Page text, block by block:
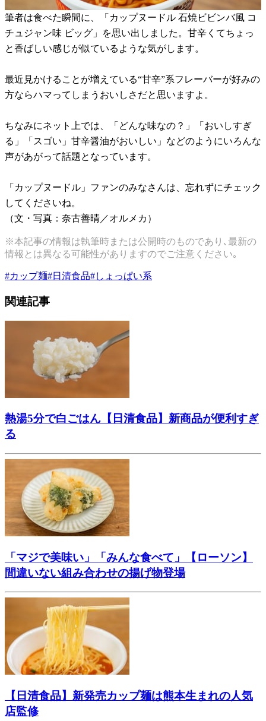
筆者は食べた瞬間に、「カップヌードル 石焼ビビンバ風 コ
チュジャン味 ビッグ」を思い出しました。甘辛くてちょっ
と香ばしい感じが似ているような気がします。
最近見かけることが増えている“甘辛”系フレーバーが好みの
方ならハマってしまうおいしさだと思いますよ。
ちなみにネット上では、「どんな味なの？」「おいしすぎ
る」「スゴい」甘辛醤油がおいしい」などのようにいろんな
声があがって話題となっています。
「カップヌードル」ファンのみなさんは、忘れずにチェック
してくださいね。
（文・写真：奈古善晴／オルメカ）
※本記事の情報は執筆時または公開時のものであり､最新の
情報とは異なる可能性がありますのでご注意ください｡
#カップ麺#日清食品#しょっぱい系
関連記事
熱湯5分で白ごはん【日清食品】新商品が便利すぎ
る
「マジで美味い」「みんな食べて」【ローソン】
間違いない組み合わせの揚げ物登場
【日清食品】新発売カップ麺は熊本生まれの人気
店監修